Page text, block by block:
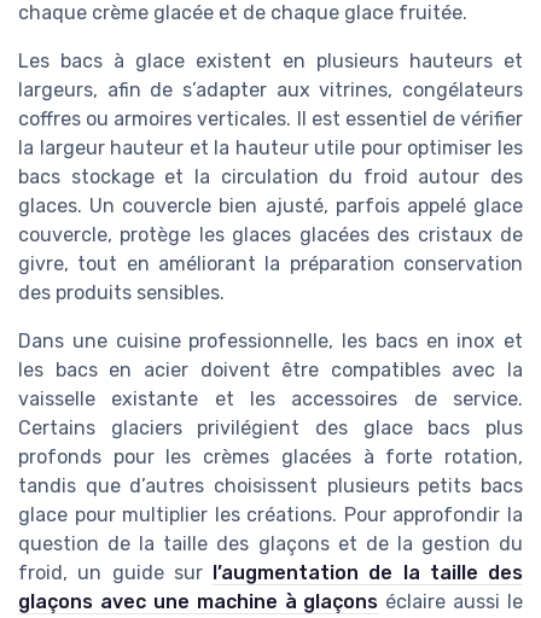
chaque crème glacée et de chaque glace fruitée.
Les bacs à glace existent en plusieurs hauteurs et
largeurs, afin de s’adapter aux vitrines, congélateurs
coffres ou armoires verticales. Il est essentiel de vérifier
la largeur hauteur et la hauteur utile pour optimiser les
bacs stockage et la circulation du froid autour des
glaces. Un couvercle bien ajusté, parfois appelé glace
couvercle, protège les glaces glacées des cristaux de
givre, tout en améliorant la préparation conservation
des produits sensibles.
Dans une cuisine professionnelle, les bacs en inox et
les bacs en acier doivent être compatibles avec la
vaisselle existante et les accessoires de service.
Certains glaciers privilégient des glace bacs plus
profonds pour les crèmes glacées à forte rotation,
tandis que d’autres choisissent plusieurs petits bacs
glace pour multiplier les créations. Pour approfondir la
question de la taille des glaçons et de la gestion du
froid, un guide sur l’augmentation de la taille des
glaçons avec une machine à glaçons éclaire aussi le